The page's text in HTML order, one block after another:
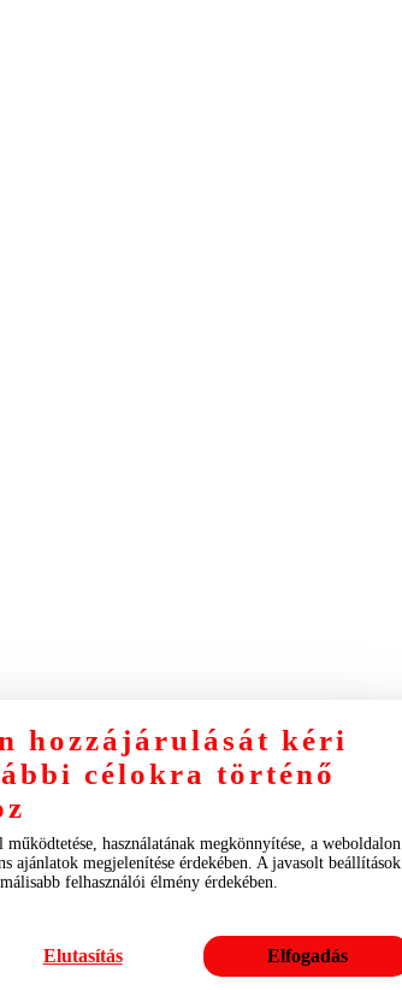
hozzájárulását kéri
célokra történő
használatának megkönnyítése, a weboldalon
ajánlatok megjelenítése érdekében. A javasolt beállítások
felhasználói élmény érdekében.
Elutasítás Elfogadás